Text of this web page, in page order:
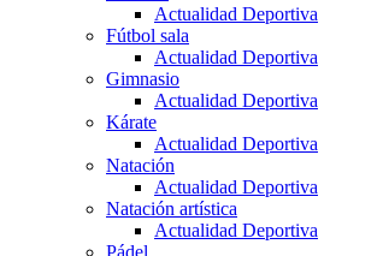
Actualidad Deportiva
Fútbol sala
Actualidad Deportiva
Gimnasio
Actualidad Deportiva
Kárate
Actualidad Deportiva
Natación
Actualidad Deportiva
Natación artística
Actualidad Deportiva
Pádel